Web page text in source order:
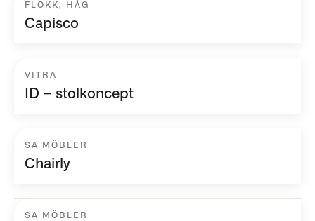
FLOKK, HÅG
Capisco
VITRA
ID – stolkoncept
SA MÖBLER
Chairly
SA MÖBLER